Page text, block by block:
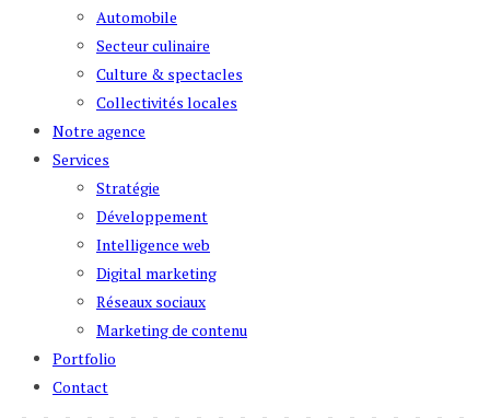
Automobile
Secteur culinaire
Culture & spectacles
Collectivités locales
Notre agence
Services
Stratégie
Développement
Intelligence web
Digital marketing
Réseaux sociaux
Marketing de contenu
Portfolio
Contact